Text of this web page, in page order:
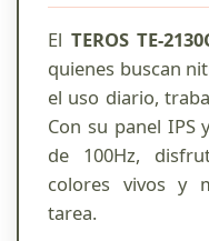
El TEROS TE-
quienes buscan
el uso diario,
Con su panel IPS
de 100Hz,
colores vivos y
tarea.